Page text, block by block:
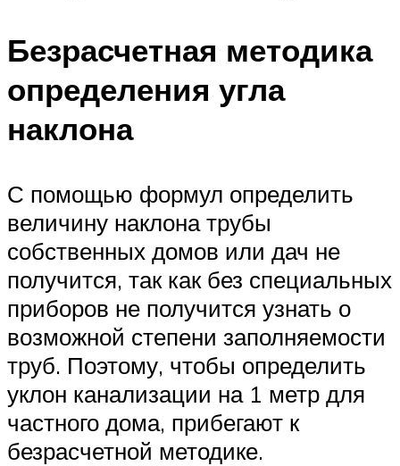
Безрасчетная методика
определения угла
наклона
С помощью формул определить
величину наклона трубы
собственных домов или дач не
получится, так как без специальных
приборов не получится узнать о
возможной степени заполняемости
труб. Поэтому, чтобы определить
уклон канализации на 1 метр для
частного дома, прибегают к
безрасчетной методике.